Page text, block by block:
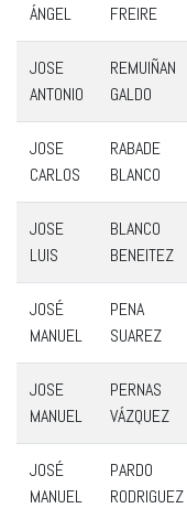
ÁNGEL
FREIRE
JOSE
ANTONIO
REMUIÑAN
GALDO
JOSE
CARLOS
RABADE
BLANCO
JOSE
LUIS
BLANCO
BENEITEZ
JOSÉ
MANUEL
PENA
SUAREZ
JOSE
MANUEL
PERNAS
VÁZQUEZ
JOSÉ
MANUEL
PARDO
RODRIGUEZ